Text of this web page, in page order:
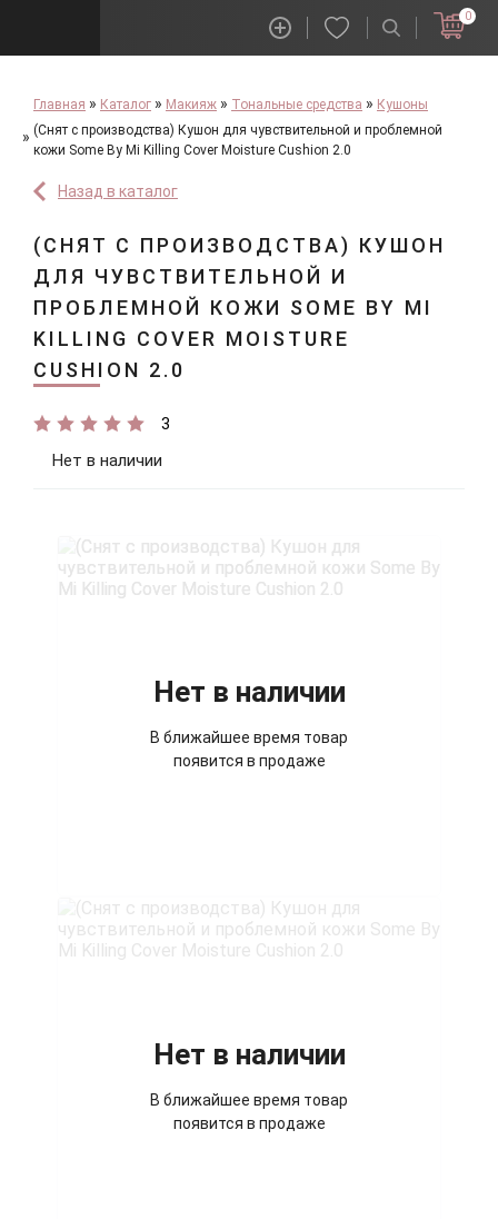
0
Главная Каталог Макияж Тональные средства
Кушоны
(Снят с производства) Кушон для чувствительной и проблемной
кожи Some By Mi Killing Cover Moisture Cushion 2.0
Назад в каталог
(СНЯТ С ПРОИЗВОДСТВА) КУШОН
ДЛЯ ЧУВСТВИТЕЛЬНОЙ И
ПРОБЛЕМНОЙ КОЖИ SOME BY MI
KILLING COVER MOISTURE
CUSHION 2.0
3
Нет в наличии
Нет в наличии
В ближайшее время товар
появится в продаже
Нет в наличии
В ближайшее время товар
появится в продаже